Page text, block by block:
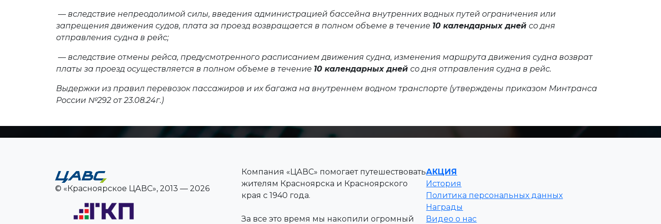
— вследствие непреодолимой силы, введения администрацией бассейна внутренних водных путей ограничения или
запрещения движения судов, плата за проезд возвращается в полном объеме в течение 10 календарных дней со дня
отправления судна в рейс;
— вследствие отмены рейса, предусмотренного расписанием движения судна, изменения маршрута движения судна возврат
платы за проезд осуществляется в полном объеме в течение 10 календарных дней со дня отправления судна в рейс.
Выдержки из правил перевозок пассажиров и их багажа на внутреннем водном транспорте (утверждены приказом Минтранса
России №292 от 23.08.24г.)
© «Красноярское ЦАВС», 2013 — 2026
Компания «ЦАВС» помогает путешествовать
жителям Красноярска и Красноярского
края с 1940 года.
За все это время мы накопили огромный
АКЦИЯ
История
Политика персональных данных
Награды
Видео о нас